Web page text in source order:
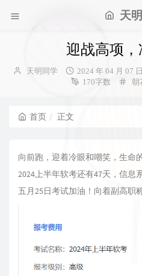
天
迎战高项，
博
天明同学
发
布
2024 年 04 月 07 日
170字数
分
朝
首页 正文
向前跑，迎着冷眼和嘲笑，生命
2024上半年软考还有47天，信息
五月25日考试加油！向着副高职